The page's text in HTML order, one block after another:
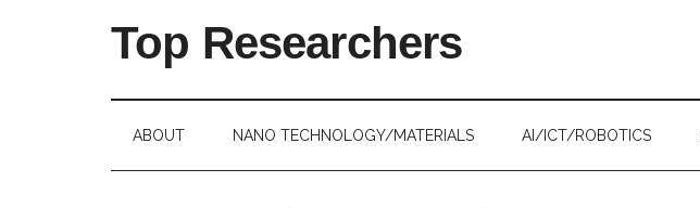
Top Researchers
先
ABOUT NANO TECHNOLOGY/MATERIALS AI/ICT/ROBOTICS